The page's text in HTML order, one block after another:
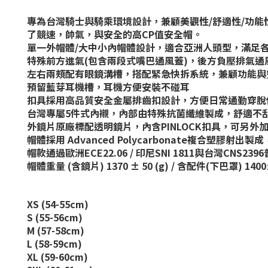
專為台灣騎士與騎乘環境設計，兼顧美觀性/舒適性/功
了競速，帥氣，與安全的高CP值安全帽。
單一外帽體/大中小內帽體設計，適合亞洲人頭型，滿足
特殊前方進氣(包含兩段式嘴巴通風蓋)，後方負壓排氣
左右兩頰配有眼鏡溝槽，搭配緊急快拆系統，兼顧功能
預留藍芽耳機槽，耳機方便安裝不碰耳
扣具採用高品質安全金屬排齒扣設計，方便日常通勤穿
台灣專屬5件式內襯，內部由特殊抗菌纖維製成，舒適
外鏡片原廠標配透明鏡片，內含PINLOCK扣具，可另外
帽體採用 Advanced Polycarbonate複合塑膠射出製成
帽款通過歐洲ECE22.06 / 印尼SNI 1811與台灣CNS2396
帽體重量 (含鏡片) 1370 ± 50 (g) / 含配件(下巴罩)
XS (54-55cm)
S (55-56cm)
M (57-58cm)
L (58-59cm)
XL (59-60cm)